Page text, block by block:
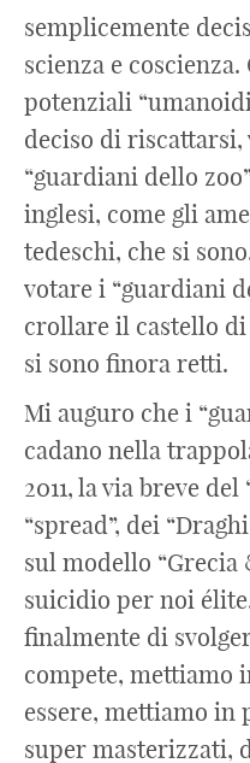
semplicemente
scienza e
potenziali
deciso di
“guardiani dello
inglesi, come gli
tedeschi, che si
votare i “guardiani
crollare il castello
si sono finora retti.
Mi auguro che i
cadano nella
2011, la via breve
“spread”, dei
sul modello “Grecia
suicidio per noi
finalmente di
compete, mettiamo
essere, mettiamo in
super masterizzati,